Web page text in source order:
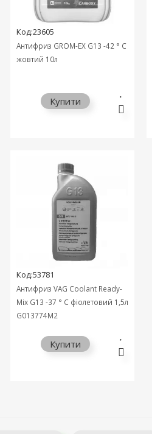
Код:23605
Антифриз GROM-EX G13 -42 ° C
жовтий 10л
Купити
Код:53781
Антифриз VAG Coolant Ready-
Mix G13 -37 ° C фіолетовий 1,5л
G013774M2
Купити